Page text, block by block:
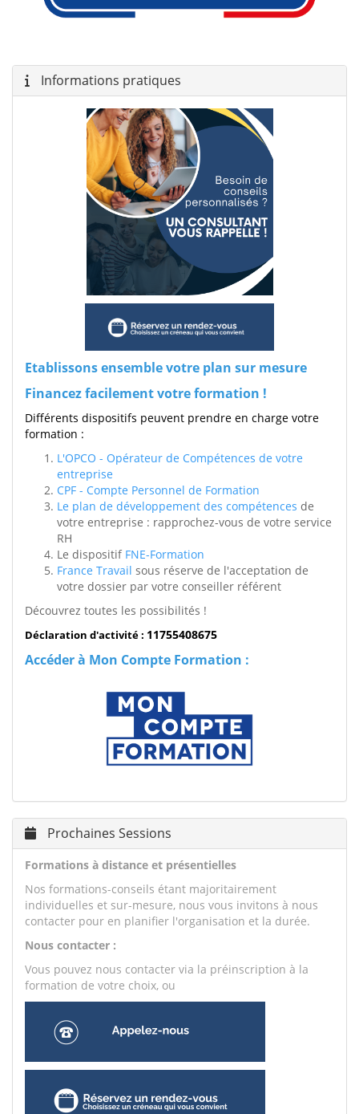
Informations pratiques
Etablissons ensemble votre plan sur mesure
Financez facilement votre formation !
Différents dispositifs peuvent prendre en charge votre
formation :
L'OPCO - Opérateur de Compétences de votre
entreprise
CPF - Compte Personnel de Formation
Le plan de développement des compétences de
votre entreprise : rapprochez-vous de votre service
RH
Le dispositif FNE-Formation
France Travail sous réserve de l'acceptation de
votre dossier par votre conseiller référent
Découvrez toutes les possibilités !
Déclaration d'activité : 11755408675
Accéder à Mon Compte Formation :
Prochaines Sessions
Formations à distance et présentielles
Nos formations-conseils étant majoritairement
individuelles et sur-mesure, nous vous invitons à nous
contacter pour en planifier l'organisation et la durée.
Nous contacter :
Vous pouvez nous contacter via la préinscription à la
formation de votre choix, ou